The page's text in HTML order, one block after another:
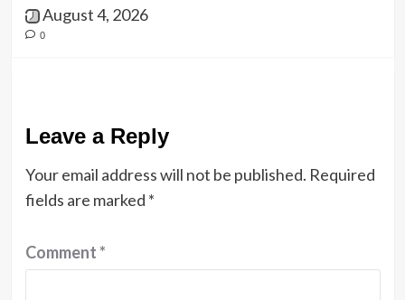
August 4, 2026
0
Leave a Reply
Your email address will not be published. Required
fields are marked *
Comment*